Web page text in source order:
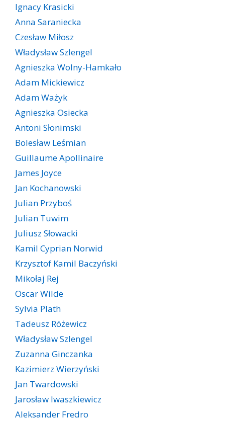
Ignacy Krasicki
Anna Saraniecka
Czesław Miłosz
Władysław Szlengel
Agnieszka Wolny-Hamkało
Adam Mickiewicz
Adam Ważyk
Agnieszka Osiecka
Antoni Słonimski
Bolesław Leśmian
Guillaume Apollinaire
James Joyce
Jan Kochanowski
Julian Przyboś
Julian Tuwim
Juliusz Słowacki
Kamil Cyprian Norwid
Krzysztof Kamil Baczyński
Mikołaj Rej
Oscar Wilde
Sylvia Plath
Tadeusz Różewicz
Władysław Szlengel
Zuzanna Ginczanka
Kazimierz Wierzyński
Jan Twardowski
Jarosław Iwaszkiewicz
Aleksander Fredro